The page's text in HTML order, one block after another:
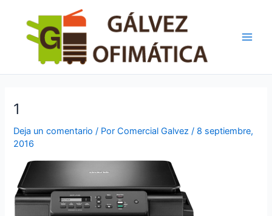
contenido
1
Deja un comentario / PorComercial Galvez/ 8 septiembre,
2016